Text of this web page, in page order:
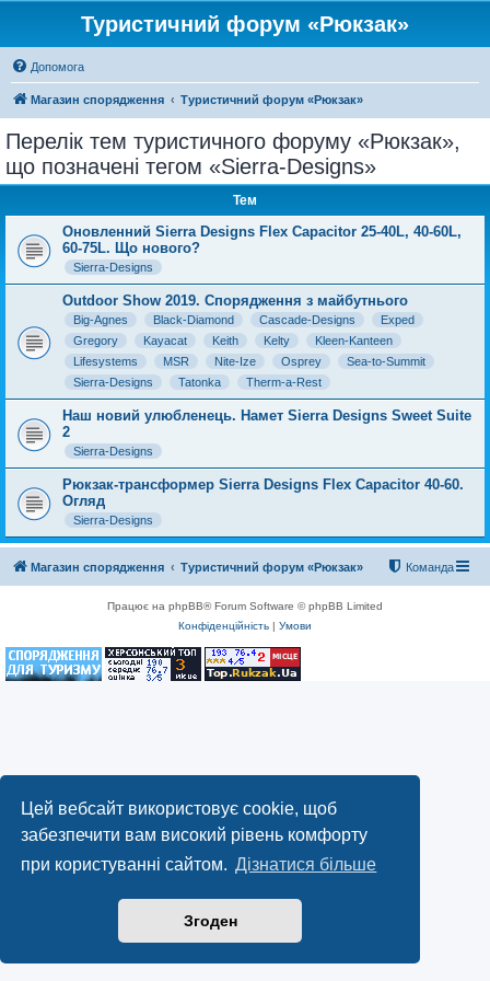
Цей вебсайт використовує cookie, щоб
забезпечити вам високий рівень комфорту
при користуванні сайтом. Дізнатися більше
Згоден
Туристичний форум «Рюкзак»
Допомога
Магазин спорядження Туристичний форум «Рюкзак»
Перелік тем туристичного форуму «Рюкзак»,
що позначені тегом «Sierra-Designs»
Тем
Оновленний Sierra Designs Flex Capacitor 25-40L, 40-60L,
60-75L. Що нового?
Sierra-Designs
Outdoor Show 2019. Спорядження з майбутнього
Big-Agnes Black-Diamond Cascade-Designs
Exped
Gregory
Kayacat Keith Kelty
Kleen-Kanteen
Lifesystems
MSR Nite-Ize Osprey
Sea-to-Summit
Sierra-Designs
Tatonka Therm-a-Rest
Наш новий улюбленець. Намет Sierra Designs Sweet Suite
2
Sierra-Designs
Рюкзак-трансформер Sierra Designs Flex Capacitor 40-60.
Огляд
Sierra-Designs
Магазин спорядження Туристичний форум «Рюкзак» Команда
Працює на phpBB® Forum Software © phpBB Limited
Конфіденційність | Умови